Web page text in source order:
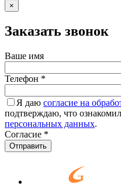
×
Заказать звонок
Ваше имя
Телефон *
Я даю согласие на
подтверждаю, что
персональных данных.
Согласие *
Отправить